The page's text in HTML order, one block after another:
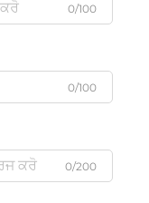
0/100
0/100
0/200